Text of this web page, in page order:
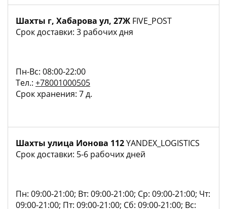
Шахты г, Хабарова ул, 27Ж FIVE_POST
Срок доставки: 3 рабочих дня
Пн-Вс: 08:00-22:00
Тел.: +78001000505
Срок хранения: 7 д.
Шахты улица Ионова 112YANDEX_LOGISTICS
Срок доставки: 5-6 рабочих дней
Пн: 09:00-21:00; Вт: 09:00-21:00; Ср: 09:00-21:00; Чт:
09:00-21:00; Пт: 09:00-21:00; Сб: 09:00-21:00; Вс: